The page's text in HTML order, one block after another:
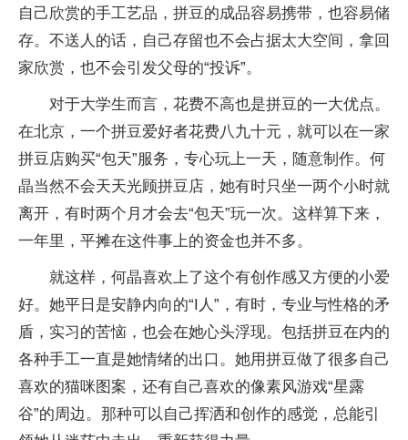
自己欣赏的手工艺品，拼豆的成品容易携带，也容易储
存。不送人的话，自己存留也不会占据太大空间，拿回
家欣赏，也不会引发父母的“投诉”。
对于大学生而言，花费不高也是拼豆的一大优点。
在北京，一个拼豆爱好者花费八九十元，就可以在一家
拼豆店购买“包天”服务，专心玩上一天，随意制作。何
晶当然不会天天光顾拼豆店，她有时只坐一两个小时就
离开，有时两个月才会去“包天”玩一次。这样算下来，
一年里，平摊在这件事上的资金也并不多。
就这样，何晶喜欢上了这个有创作感又方便的小爱
好。她平日是安静内向的“I人”，有时，专业与性格的矛
盾，实习的苦恼，也会在她心头浮现。包括拼豆在内的
各种手工一直是她情绪的出口。她用拼豆做了很多自己
喜欢的猫咪图案，还有自己喜欢的像素风游戏“星露
谷”的周边。那种可以自己挥洒和创作的感觉，总能引